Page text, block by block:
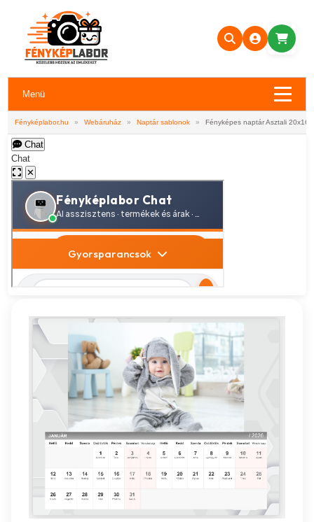
Menü
Fényképlabor.hu » Webáruház » Naptár sablonok » Fényképes naptár Asztali 20x16
Chat
Chat
✕